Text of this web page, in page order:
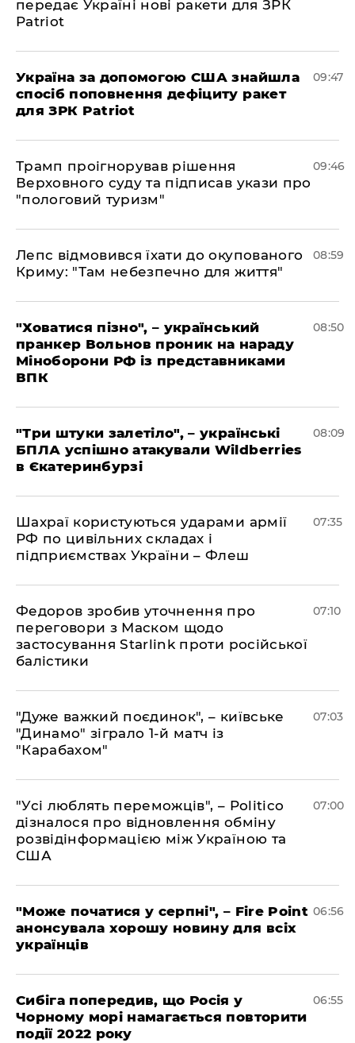
передає Україні нові ракети для ЗРК
Patriot
Україна за допомогою США знайшла
спосіб поповнення дефіциту ракет
для ЗРК Patriot
09:47
Трамп проігнорував рішення
Верховного суду та підписав укази про
"пологовий туризм"
09:46
Лепс відмовився їхати до окупованого
Криму: "Там небезпечно для життя"
08:59
"Ховатися пізно", – український
пранкер Вольнов проник на нараду
Міноборони РФ із представниками
ВПК
08:50
"Три штуки залетіло", – українські
БПЛА успішно атакували Wildberries
в Єкатеринбурзі
08:09
Шахраї користуються ударами армії
РФ по цивільних складах і
підприємствах України – Флеш
07:35
Федоров зробив уточнення про
переговори з Маском щодо
застосування Starlink проти російської
балістики
07:10
"Дуже важкий поєдинок", – київське
"Динамо" зіграло 1-й матч із
"Карабахом"
07:03
"Усі люблять переможців", – Politico
дізналося про відновлення обміну
розвідінформацією між Україною та
США
07:00
"Може початися у серпні", – Fire Point
анонсувала хорошу новину для всіх
українців
06:56
Сибіга попередив, що Росія у
Чорному морі намагається повторити
події 2022 року
06:55